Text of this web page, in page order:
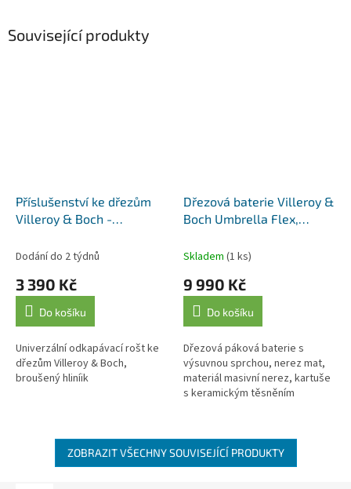
Související produkty
Příslušenství ke dřezům
Villeroy & Boch -
aluminium
Dodání do 2 týdnů
3 390 Kč
Do košíku
Univerzální odkapávací rošt ke
dřezům Villeroy & Boch,
broušený hliníik
Dřezová baterie Villeroy &
Boch Umbrella Flex,
Skladem (1 ks)
9 990 Kč
Do košíku
Dřezová páková baterie s
výsuvnou sprchou, nerez mat,
materiál masivní nerez, kartuše
s keramickým těsněním
ZOBRAZIT VŠECHNY SOUVISEJÍCÍ PRODUKTY